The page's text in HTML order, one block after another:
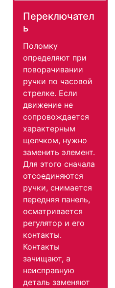
Переключател
ь
Поломку
определяют при
поворачивании
ручки по часовой
стрелке. Если
движение не
сопровождается
характерным
щелчком, нужно
заменить элемент.
Для этого сначала
отсоединяются
ручки, снимается
передняя панель,
осматривается
регулятор и его
контакты.
Контакты
зачищают, а
неисправную
деталь заменяют